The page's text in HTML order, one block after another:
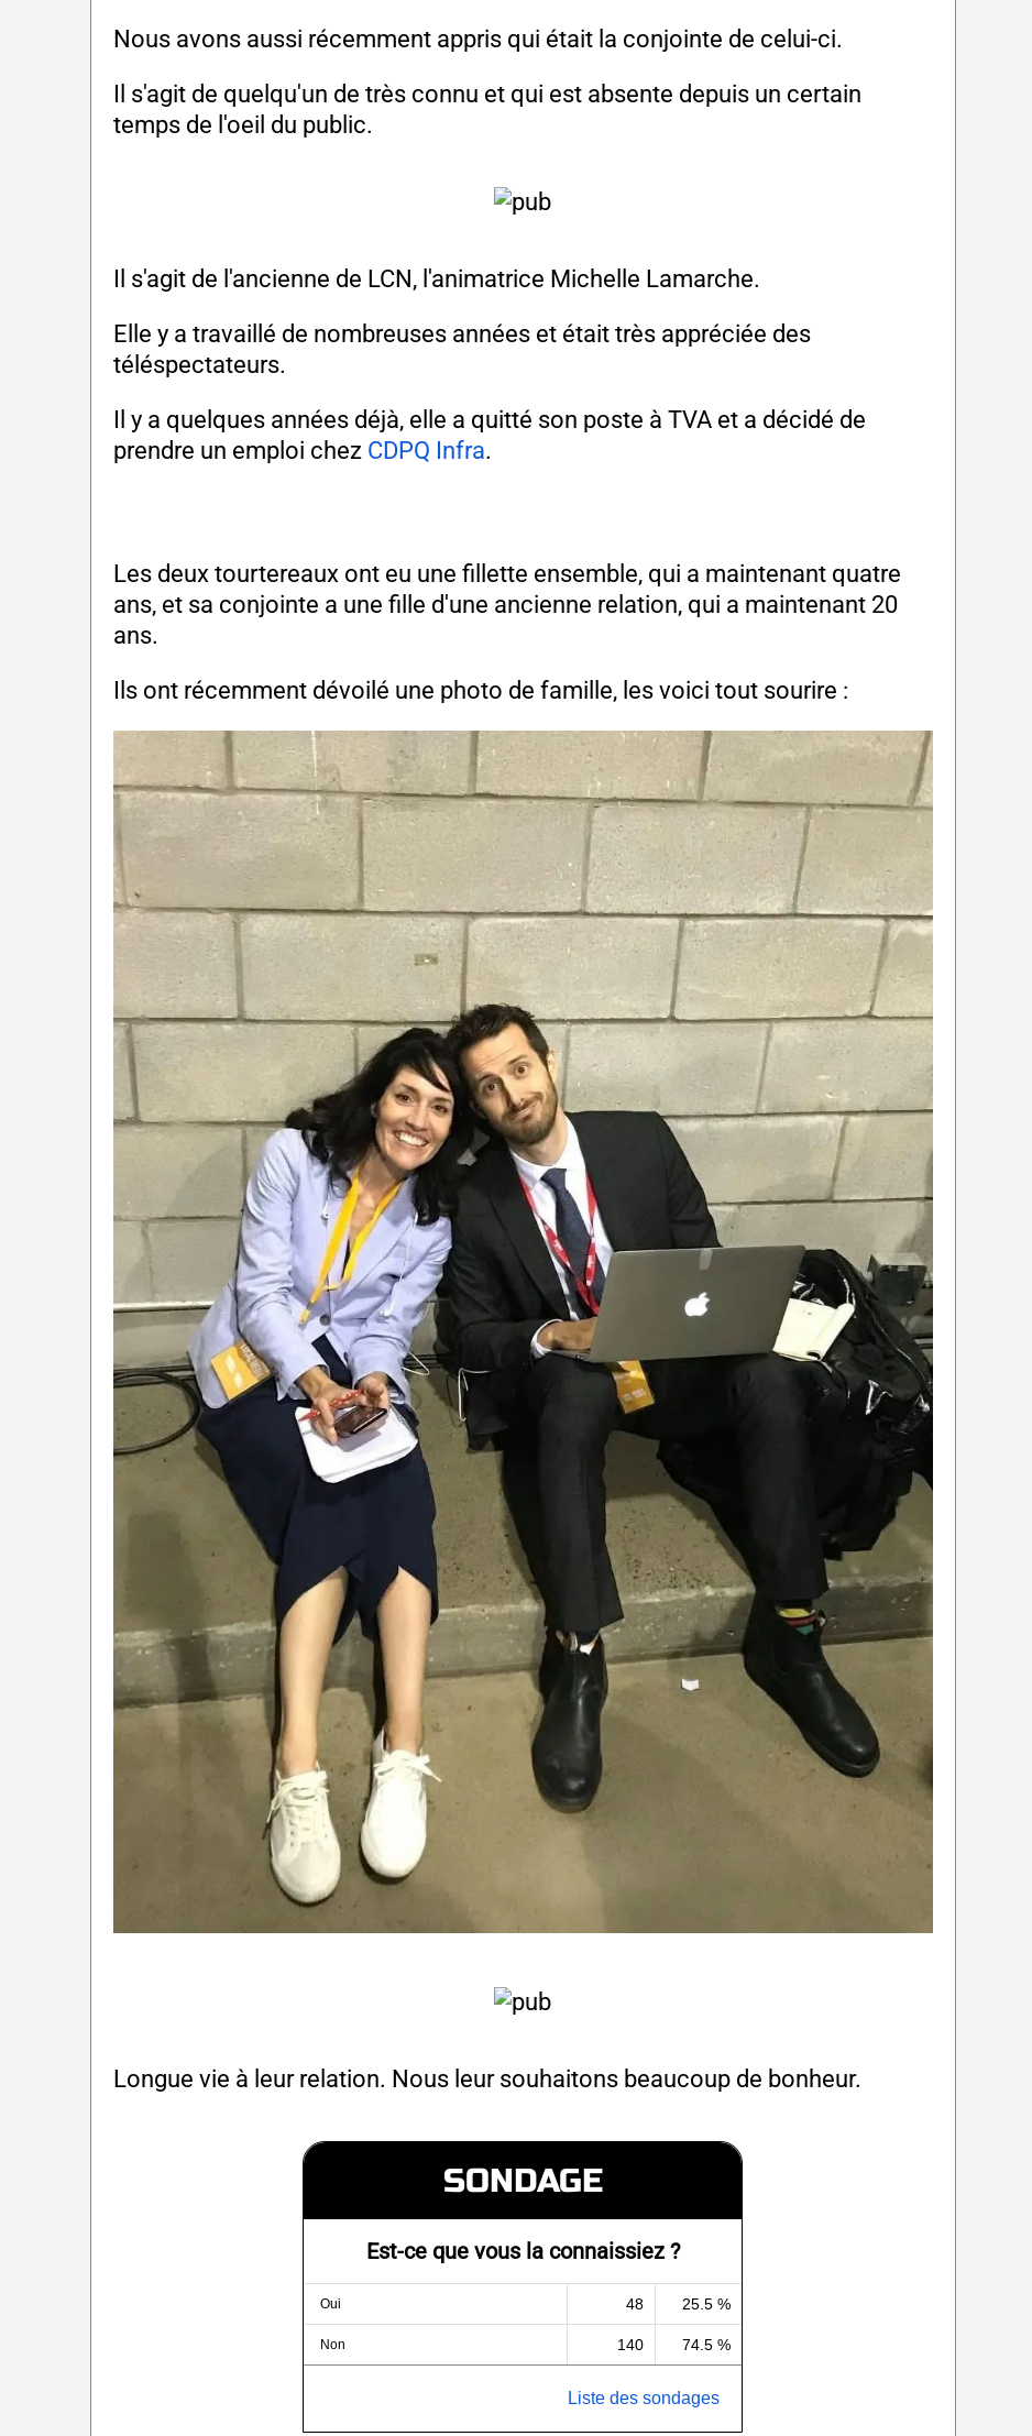
Nous avons aussi récemment appris qui était la conjointe de celui-ci.
Il s'agit de quelqu'un de très connu et qui est absente depuis un certain
temps de l'oeil du public.
Il s'agit de l'ancienne de LCN, l'animatrice Michelle Lamarche.
Elle y a travaillé de nombreuses années et était très appréciée des
téléspectateurs.
Il y a quelques années déjà, elle a quitté son poste à TVA et a décidé de
prendre un emploi chez CDPQ Infra.
Les deux tourtereaux ont eu une fillette ensemble, qui a maintenant quatre
ans, et sa conjointe a une fille d'une ancienne relation, qui a maintenant 20
ans.
Ils ont récemment dévoilé une photo de famille, les voici tout sourire :
Longue vie à leur relation. Nous leur souhaitons beaucoup de bonheur.
SONDAGE
Est-ce que vous la connaissiez ?
Oui 48 25.5 %
Non 140 74.5 %
Liste des sondages